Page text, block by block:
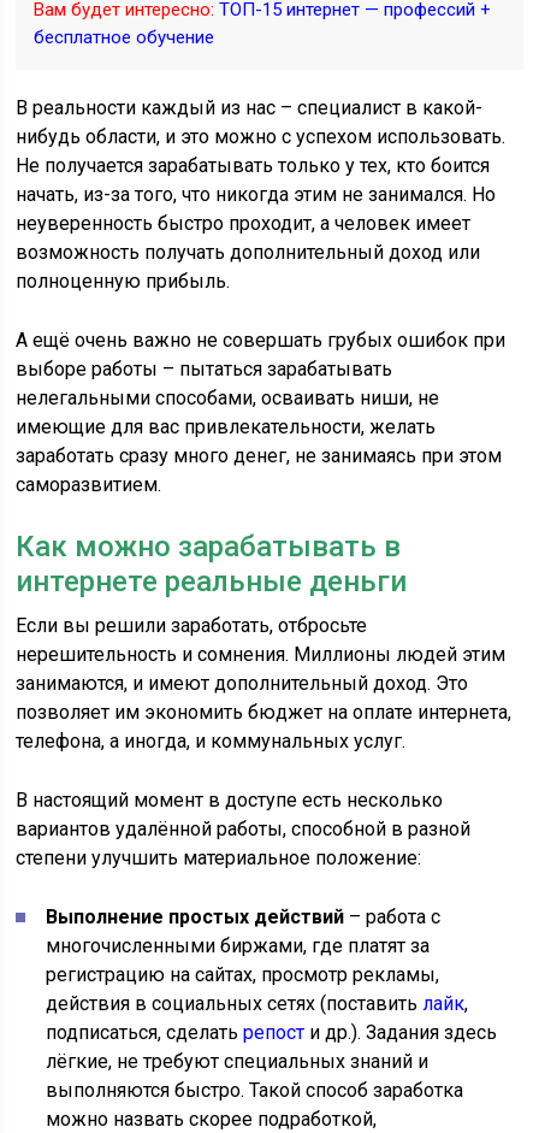
Вам будет интересно: ТОП-15 интернет — профессий +
бесплатное обучение
В реальности каждый из нас – специалист в какой-
нибудь области, и это можно с успехом использовать.
Не получается зарабатывать только у тех, кто боится
начать, из-за того, что никогда этим не занимался. Но
неуверенность быстро проходит, а человек имеет
возможность получать дополнительный доход или
полноценную прибыль.
А ещё очень важно не совершать грубых ошибок при
выборе работы – пытаться зарабатывать
нелегальными способами, осваивать ниши, не
имеющие для вас привлекательности, желать
заработать сразу много денег, не занимаясь при этом
саморазвитием.
Как можно зарабатывать в
интернете реальные деньги
Если вы решили заработать, отбросьте
нерешительность и сомнения. Миллионы людей этим
занимаются, и имеют дополнительный доход. Это
позволяет им экономить бюджет на оплате интернета,
телефона, а иногда, и коммунальных услуг.
В настоящий момент в доступе есть несколько
вариантов удалённой работы, способной в разной
степени улучшить материальное положение:
Выполнение простых действий – работа с
многочисленными биржами, где платят за
регистрацию на сайтах, просмотр рекламы,
действия в социальных сетях (поставитьлайк,
подписаться, сделатьрепост и др.). Задания здесь
лёгкие, не требуют специальных знаний и
выполняются быстро. Такой способ заработка
можно назвать скорее подработкой,